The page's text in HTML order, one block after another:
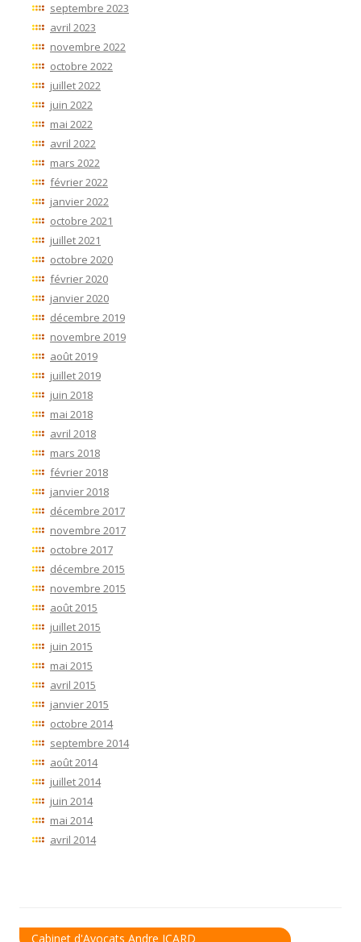
septembre 2023
avril 2023
novembre 2022
octobre 2022
juillet 2022
juin 2022
mai 2022
avril 2022
mars 2022
février 2022
janvier 2022
octobre 2021
juillet 2021
octobre 2020
février 2020
janvier 2020
décembre 2019
novembre 2019
août 2019
juillet 2019
juin 2018
mai 2018
avril 2018
mars 2018
février 2018
janvier 2018
décembre 2017
novembre 2017
octobre 2017
décembre 2015
novembre 2015
août 2015
juillet 2015
juin 2015
mai 2015
avril 2015
janvier 2015
octobre 2014
septembre 2014
août 2014
juillet 2014
juin 2014
mai 2014
avril 2014
Cabinet d'Avocats Andre ICARD